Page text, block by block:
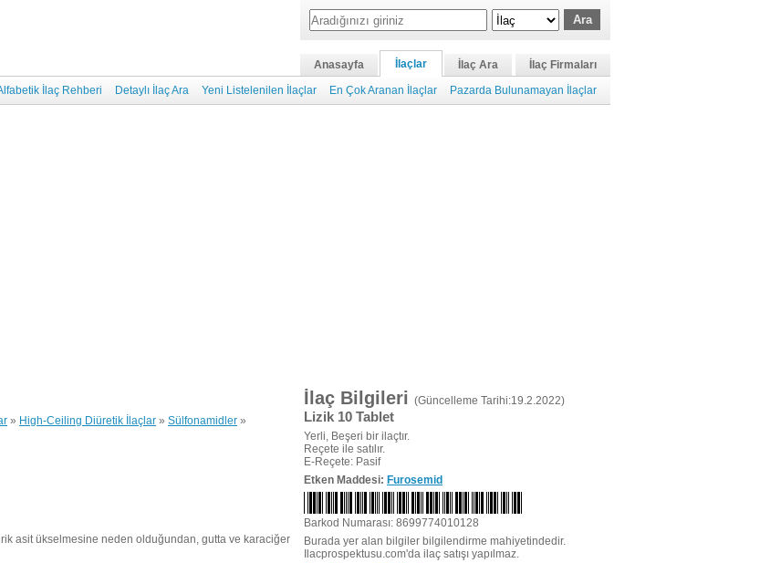
Anasayfa İlaçlar İlaç Ara
İlaç Firmaları
İlaç Rehberi
Detaylı İlaç Ara Yeni Listelenilen İlaçlar En Çok Aranan İlaçlar Pazarda Bulunamayan İlaçlar
» High-Ceiling Diüretik İlaçlar » Sülfonamidler »
asit ükselmesine neden olduğundan, gutta ve karaciğer
İlaç Bilgileri (Güncelleme Tarihi:19.2.2022)
Lizik 10 Tablet
Yerli, Beşeri bir ilaçtır.
Reçete ile satılır.
E-Reçete: Pasif
Etken Maddesi: Furosemid
Barkod Numarası: 8699774010128
Burada yer alan bilgiler bilgilendirme mahiyetindedir.
Ilacprospektusu.com'da ilaç satışı yapılmaz.